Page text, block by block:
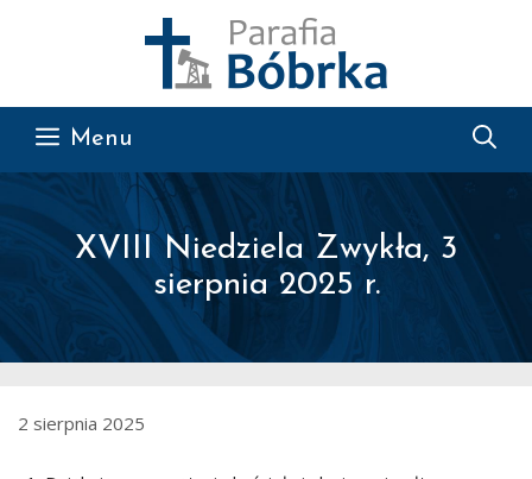
Menu
XVIII Niedziela Zwykła, 3
sierpnia 2025 r.
2 sierpnia 2025